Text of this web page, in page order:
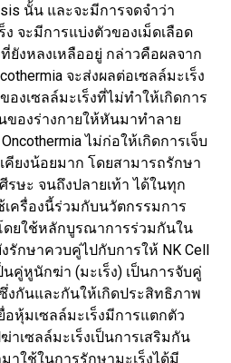
นั้น และจะมีการจดจำว่า
ง จะมีการแบ่งตัวของเม็ดเลือด
ยังหลงเหลืออยู่ กล่าวคือผลจาก
จะส่งผลต่อเซลล์มะเร็ง
องเซลล์มะเร็งที่ไม่ทำให้เกิดการ
ของร่างกายให้หันมาทำลาย
ไม่ก่อให้เกิดการเจ็บ
คียงน้อยมาก โดยสามารถรักษา
รษะ จนถึงปลายเท้า ได้ในทุก
เครื่องนี้ร่วมกับนวัตกรรมการ
ยใช้หลักบูรณาการร่วมกันใน
รักษาควบคู่ไปกับการให้ NK Cell
นคู่หูนักฆ่า (มะเร็ง) เป็นการจับคู่
งกันและกันให้เกิดประสิทธิภาพ
หุ้มเซลล์มะเร็งมีการแตกตัว
เซลล์มะเร็งเป็นการเสริมกัน
าใช้ในการรักษามะเร็งได้มี